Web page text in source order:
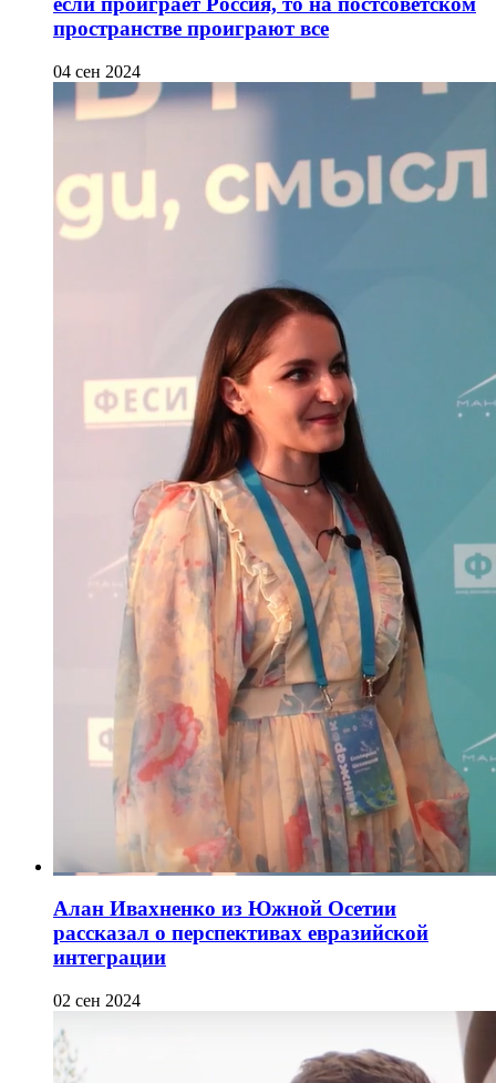
пространстве проиграют все
04 сен 2024
Алан Ивахненко из Южной Осетии
рассказал о перспективах евразийской
интеграции
02 сен 2024